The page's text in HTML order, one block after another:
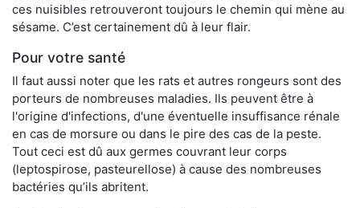
ces nuisibles retrouveront toujours le chemin qui mène au
sésame. C’est certainement dû à leur flair.
Pour votre santé
Il faut aussi noter que les rats et autres rongeurs sont des
porteurs de nombreuses maladies. Ils peuvent être à
l'origine d'infections, d'une éventuelle insuffisance rénale
en cas de morsure ou dans le pire des cas de la peste.
Tout ceci est dû aux germes couvrant leur corps
(leptospirose, pasteurellose) à cause des nombreuses
bactéries qu’ils abritent.